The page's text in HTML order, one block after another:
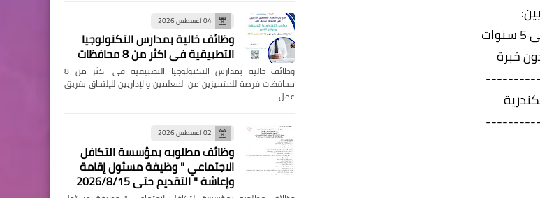
04 أغسطس 2026
وظائف خالية بمدارس التكنولوجيا
التطبيقية فى اكثر من 8 محافظات
وظائف خالية بمدارس التكنولوجيا التطبيقية فى اكثر من 8
محافظات فرصة للمتميزين من المعلمين والإداريين للإلتحاق بفريق
عمل …
02 أغسطس 2026
وظائف مطلوبه بمؤسسة التكافل
الاجتماعي " وظيفة مسئول إقامة
وإعاشة " التقديم حتى 2026/8/15